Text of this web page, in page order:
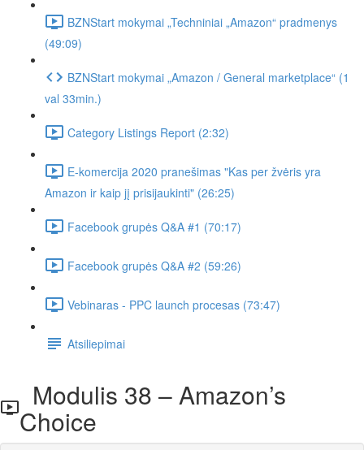
BZNStart mokymai „Techniniai „Amazon“ pradmenys
(49:09)
BZNStart mokymai „Amazon / General marketplace“ (1
val 33min.)
Category Listings Report (2:32)
E-komercija 2020 pranešimas "Kas per žvėris yra
Amazon ir kaip jį prisijaukinti" (26:25)
Facebook grupės Q&A #1 (70:17)
Facebook grupės Q&A #2 (59:26)
Vebinaras - PPC launch procesas (73:47)
Atsiliepimai
Modulis 38 – Amazon’s
Choice